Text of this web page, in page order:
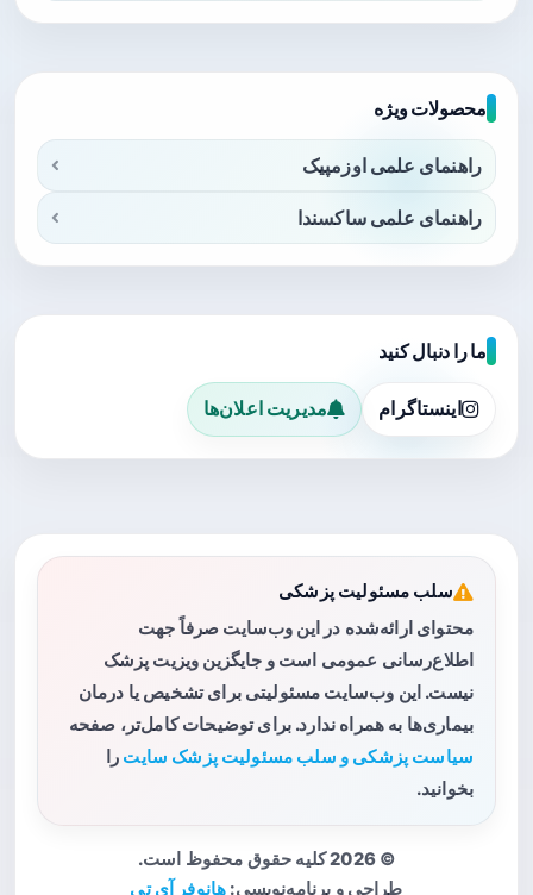
محصولات ویژه
راهنمای علمی اوزمپیک
راهنمای علمی ساکسندا
ما را دنبال کنید
اینستاگرام مدیریت اعلان‌ها
سلب مسئولیت پزشکی
محتوای ارائه‌شده در این وب‌سایت صرفاً جهت
اطلاع‌رسانی عمومی است و جایگزین ویزیت پزشک
نیست. این وب‌سایت مسئولیتی برای تشخیص یا درمان
بیماری‌ها به همراه ندارد. برای توضیحات کامل‌تر، صفحه
سیاست پزشکی و سلب مسئولیت پزشک سایت را
بخوانید.
© 2026 کلیه حقوق محفوظ است.
طراحی و برنامه‌نویسی: هانوفر آی تی